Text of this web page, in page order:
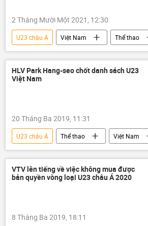
2 Tháng Mười Một 2021, 12:30
U23 châu Á Việt Nam
Thể thao
bóng đá
Myanmar
U23 Việt
Tuyển bóng đá Việt Nam
Đội tuyển bóng đá quốc gia Việt Nam
HLV Park Hang-seo chốt danh sách U23
Việt Nam
20 Tháng Ba 2019, 11:31
U23 châu Á Thể thao
Việt Nam
Xã hội
Park Hang-seo
U23 Việt Nam
VTV lên tiếng về việc không mua được
bản quyền vòng loại U23 châu Á 2020
8 Tháng Ba 2019, 18:11